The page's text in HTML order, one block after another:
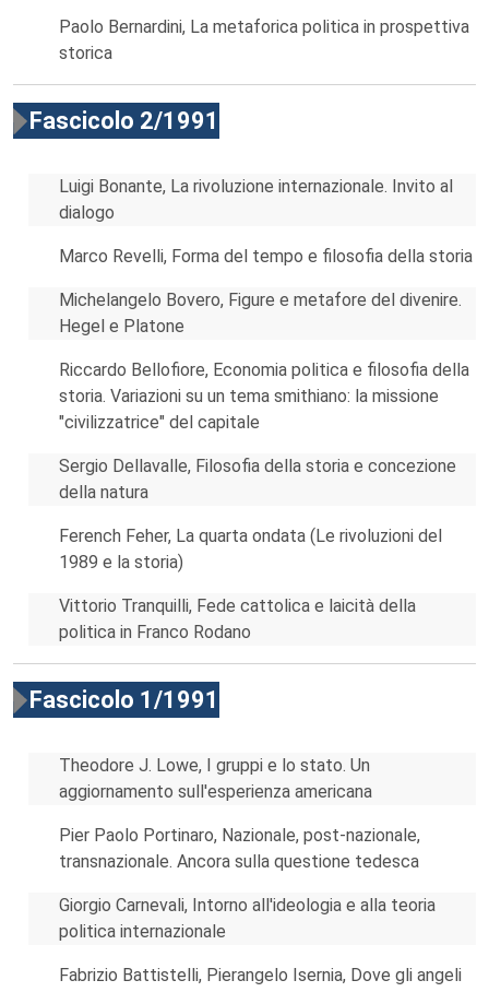
Paolo Bernardini, La metaforica politica in prospettiva
storica
Fascicolo 2/1991
Luigi Bonante, La rivoluzione internazionale. Invito al
dialogo
Marco Revelli, Forma del tempo e filosofia della storia
Michelangelo Bovero, Figure e metafore del divenire.
Hegel e Platone
Riccardo Bellofiore, Economia politica e filosofia della
storia. Variazioni su un tema smithiano: la missione
"civilizzatrice" del capitale
Sergio Dellavalle, Filosofia della storia e concezione
della natura
Ferench Feher, La quarta ondata (Le rivoluzioni del
1989 e la storia)
Vittorio Tranquilli, Fede cattolica e laicità della
politica in Franco Rodano
Fascicolo 1/1991
Theodore J. Lowe, I gruppi e lo stato. Un
aggiornamento sull'esperienza americana
Pier Paolo Portinaro, Nazionale, post-nazionale,
transnazionale. Ancora sulla questione tedesca
Giorgio Carnevali, Intorno all'ideologia e alla teoria
politica internazionale
Fabrizio Battistelli, Pierangelo Isernia, Dove gli angeli